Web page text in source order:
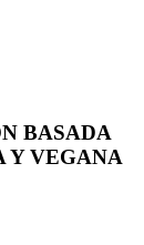
BASADA
Y VEGANA